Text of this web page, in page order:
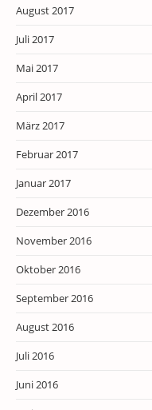
August 2017
Juli 2017
Mai 2017
April 2017
März 2017
Februar 2017
Januar 2017
Dezember 2016
November 2016
Oktober 2016
September 2016
August 2016
Juli 2016
Juni 2016